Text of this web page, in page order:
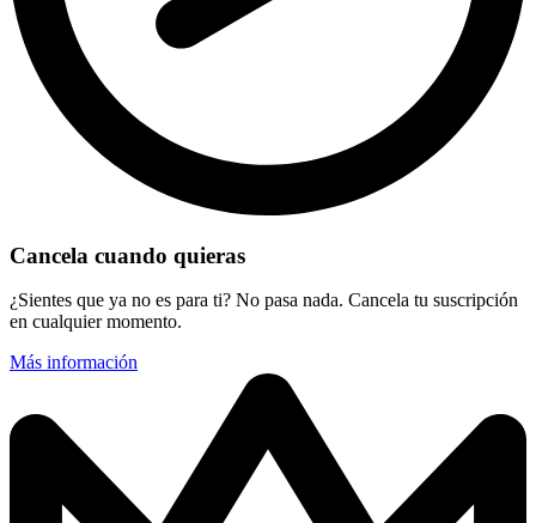
Cancela cuando quieras
¿Sientes que ya no es para ti? No pasa nada. Cancela tu suscripción
en cualquier momento.
Más información